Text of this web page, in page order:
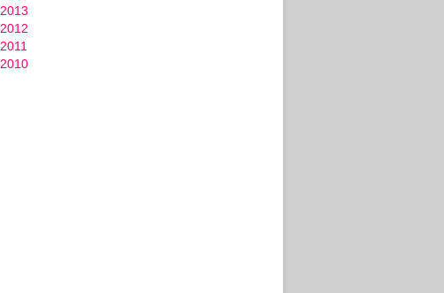
2013
2012
2011
2010